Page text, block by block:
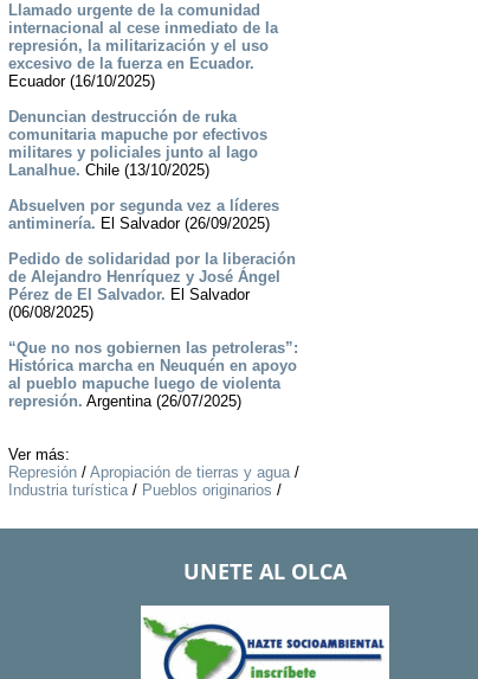
Llamado urgente de la comunidad
internacional al cese inmediato de la
represión, la militarización y el uso
excesivo de la fuerza en Ecuador.
Ecuador (16/10/2025)
Denuncian destrucción de ruka
comunitaria mapuche por efectivos
militares y policiales junto al lago
Lanalhue. Chile (13/10/2025)
Absuelven por segunda vez a líderes
antiminería. El Salvador (26/09/2025)
Pedido de solidaridad por la liberación
de Alejandro Henríquez y José Ángel
Pérez de El Salvador. El Salvador
(06/08/2025)
“Que no nos gobiernen las petroleras”:
Histórica marcha en Neuquén en apoyo
al pueblo mapuche luego de violenta
represión. Argentina (26/07/2025)
Ver más:
Represión/ Apropiación de tierras y agua/
Industria turística/ Pueblos originarios /
UNETE AL OLCA